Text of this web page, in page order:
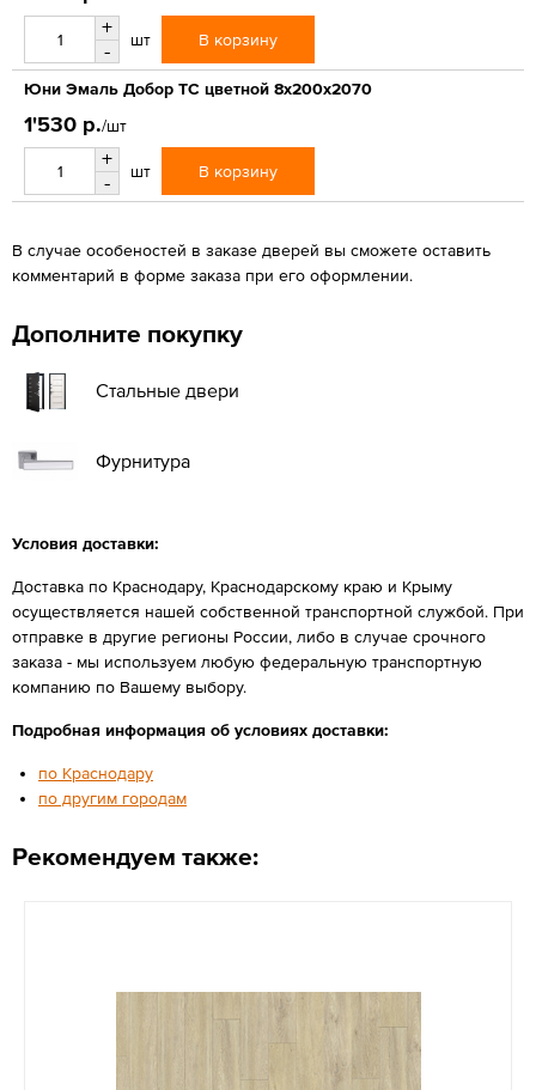
+
-
шт В корзину
Юни Эмаль Добор ТС цветной 8x200x2070
1'530 р./шт
+
-
шт В корзину
В случае особеностей в заказе дверей вы сможете оставить
комментарий в форме заказа при его оформлении.
Дополните покупку
Стальные двери
Фурнитура
Условия доставки:
Доставка по Краснодару, Краснодарскому краю и Крыму
осуществляется нашей собственной транспортной службой. При
отправке в другие регионы России, либо в случае срочного
заказа - мы используем любую федеральную транспортную
компанию по Вашему выбору.
Подробная информация об условиях доставки:
по Краснодару
по другим городам
Рекомендуем также: